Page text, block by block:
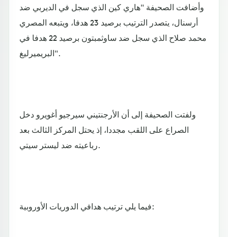
وأضافت الصحيفة "هاري كين الذي سجل في الديربي ضد
أرسنال، يتصدر الترتيب برصيد 23 هدفا، ويتبعه المصري
محمد صلاح الذي سجل ضد ساوثمبتون برصيد 22 هدفا في
البريميرليغ".
ولفتت الصحيفة إلى أن الأرجنتيني سيرجيو أغويرو دخل
الصراع على اللقب مجددا، إذ يحتل المركز الثالث بعد
رباعيته ضد ليستر سيتي.
فيما يلي ترتيب هدافي الدوريات الأوروبية: